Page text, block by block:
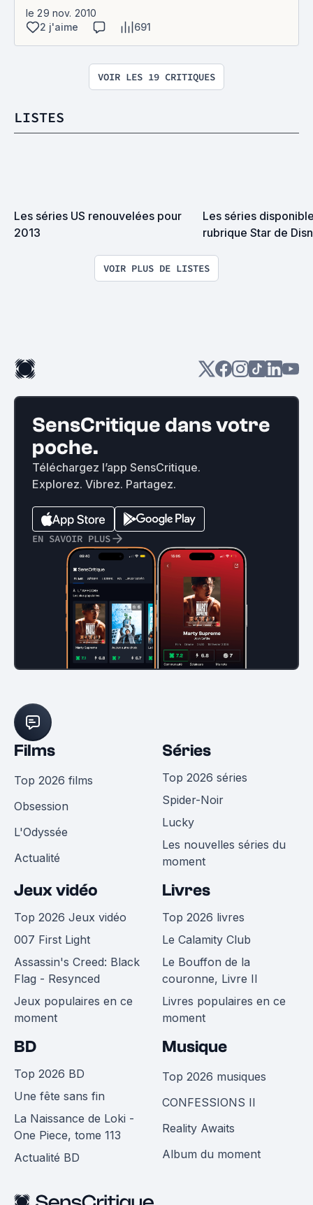
le 29 nov. 2010
2 j'aime
691
VOIR LES 19 CRITIQUES
LISTES
Les séries US renouvelées pour
2013
Les séries
rubrique Star de
VOIR PLUS DE LISTES
SensCritique dans votre
poche.
Téléchargez l’app SensCritique.
Explorez. Vibrez. Partagez.
EN SAVOIR PLUS
Films
Top 2026 films
Obsession
L'Odyssée
Actualité
Séries
Top 2026 séries
Spider-Noir
Lucky
Les nouvelles séries du
moment
Jeux vidéo
Top 2026 Jeux vidéo
007 First Light
Assassin's Creed: Black
Flag - Resynced
Jeux populaires en ce
moment
Livres
Top 2026 livres
Le Calamity Club
Le Bouffon de la
couronne, Livre II
Livres populaires en ce
moment
BD
Top 2026 BD
Une fête sans fin
La Naissance de Loki -
One Piece, tome 113
Actualité BD
Musique
Top 2026 musiques
CONFESSIONS II
Reality Awaits
Album du moment